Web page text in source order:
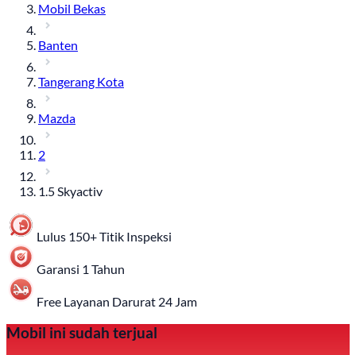
Mobil Bekas
Banten
Tangerang Kota
Mazda
2
1.5 Skyactiv
Lulus 150+ Titik Inspeksi
Garansi 1 Tahun
Free Layanan Darurat 24 Jam
Mobil ini sudah terjual